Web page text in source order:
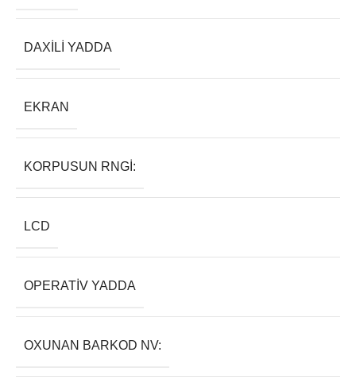
DAXILI YADDA
EKRAN
KORPUSUN RNGI:
LCD
OPERATIV YADDA
OXUNAN BARKOD NV: